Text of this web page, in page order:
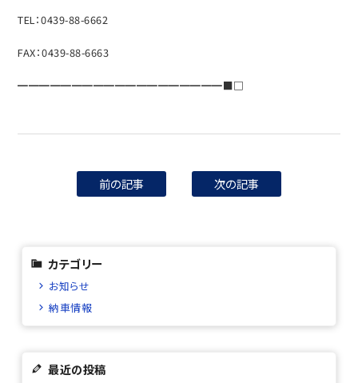
TEL：0439-88-6662
FAX：0439-88-6663
━━━━━━━━━━━━━━━━━━━■□
前の記事 次の記事
カテゴリー
お知らせ
納車情報
最近の投稿